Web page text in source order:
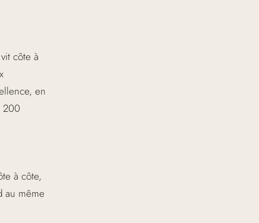
côte à
en
200
à côte,
au même